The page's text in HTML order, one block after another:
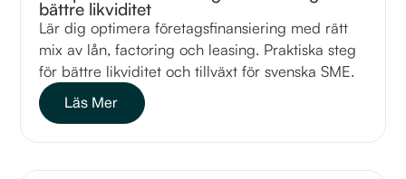
bättre likviditet
Lär dig optimera företagsfinansiering med rätt
mix av lån, factoring och leasing. Praktiska steg
för bättre likviditet och tillväxt för svenska SME.
Läs Mer